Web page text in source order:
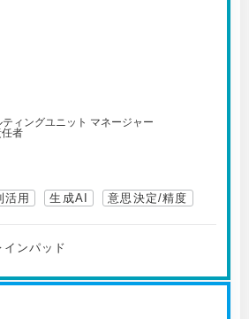
ィングユニット マネージャー
者
活用 生成AI 意思決定/精度
ンパッド